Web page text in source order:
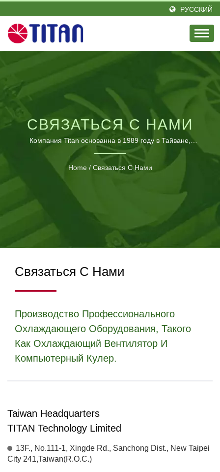
РУССКИЙ
СВЯЗАТЬСЯ С НАМИ
Компания Titan основанна в 1989 году в Тайване,
является выдающимся лидером в области охлаждения
процессора с энтузиазмом и элитной инженерной
командой. Под лозунгом «Прохлада в жизни» мы
охлаждающие продукты, вдохновленные жизненными
потребностями, необходимостью в процессоре
Home / Связаться С Нами
Связаться С Нами
Производство Профессионального
Охлаждающего Оборудования, Такого
Как Охлаждающий Вентилятор И
Компьютерный Кулер.
Taiwan Headquarters
TITAN Technology Limited
13F., No.111-1, Xingde Rd., Sanchong Dist., New Taipei
City 241,Taiwan(R.O.C.)